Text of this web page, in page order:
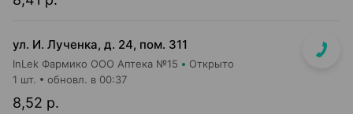
ул. И. Лученка, д. 24, пом. 311
InLek Фармико ООО Аптека №15 Открыто
8,52 р.
1 шт. обновл. в 00:37